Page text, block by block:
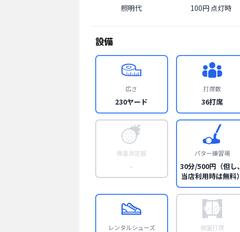
照明代
100円 点灯時
設備
広さ
230ヤード
打席数
36打席
弾道測定器
-
パター練習場
30分/500円（但し、
当店利用時は無料）
レンタルシューズ 個室打席